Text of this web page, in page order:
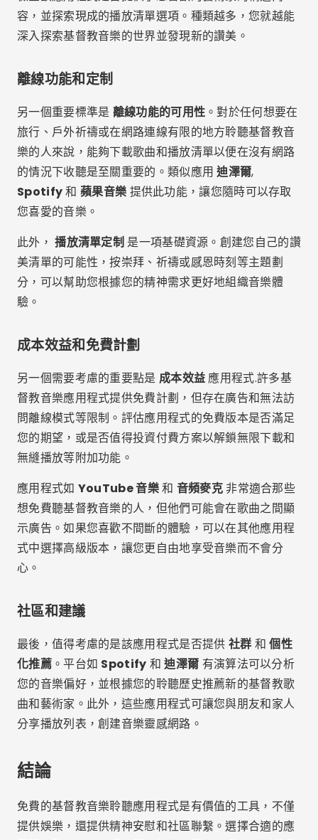
式中選擇高級版本，讓您更自由地享受音樂而不會分
心。
社區和建議
最後，值得考慮的是該應用程式是否提供社群和個性
化推薦 。平台如Spotify和迪澤爾有演算法可以分析
您的音樂偏好，並根據您的聆聽歷史推薦新的基督教歌
曲和藝術家。此外，這些應用程式可讓您與朋友和家人
分享播放列表，創建音樂靈感網路。
結論
免費的基督教音樂聆聽應用程式是有價值的工具，不僅
提供娛樂，還提供精神安慰和社區聯繫。選擇合適的應
用程式取決於您的個人喜好和精神需求。探索這些選項
分享：
學習資訊科技。我目前在 luxmobiles 部落格上擔任撰
稿人。每天創建與您相關的多樣化內容。
相關文章